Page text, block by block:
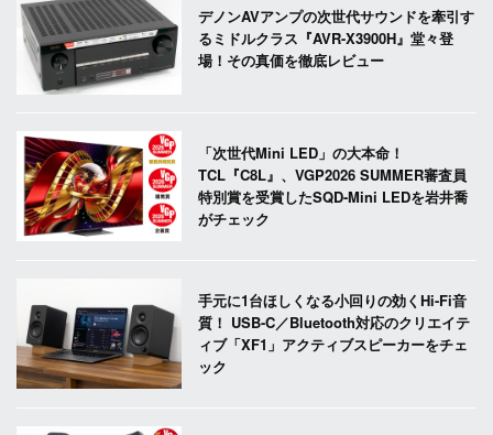
デノンAVアンプの次世代サウンドを牽引す
るミドルクラス『AVR-X3900H』堂々登
場！その真価を徹底レビュー
「次世代Mini LED」の大本命！
TCL『C8L』、VGP2026 SUMMER審査員
特別賞を受賞したSQD-Mini LEDを岩井喬
がチェック
手元に1台ほしくなる小回りの効くHi-Fi音
質！ USB-C／Bluetooth対応のクリエイテ
ィブ「XF1」アクティブスピーカーをチェ
ック